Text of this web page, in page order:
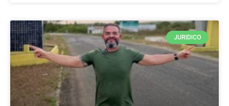
JURIDICO